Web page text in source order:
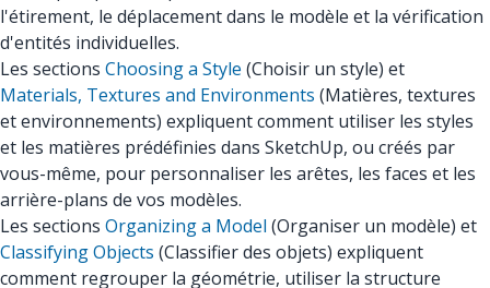
l'étirement, le déplacement dans le modèle et la vérification
d'entités individuelles.
Les sections Choosing a Style (Choisir un style) et
Materials, Textures and Environments (Matières, textures
et environnements) expliquent comment utiliser les styles
et les matières prédéfinies dans SketchUp, ou créés par
vous-même, pour personnaliser les arêtes, les faces et les
arrière-plans de vos modèles.
Les sections Organizing a Model (Organiser un modèle) et
Classifying Objects (Classifier des objets) expliquent
comment regrouper la géométrie, utiliser la structure